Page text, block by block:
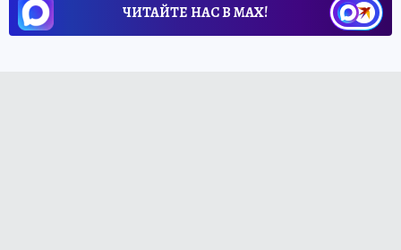
ЧИТАЙТЕ НАС В МАХ!